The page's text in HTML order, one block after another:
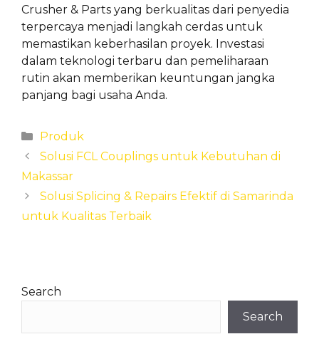
Crusher & Parts yang berkualitas dari penyedia
terpercaya menjadi langkah cerdas untuk
memastikan keberhasilan proyek. Investasi
dalam teknologi terbaru dan pemeliharaan
rutin akan memberikan keuntungan jangka
panjang bagi usaha Anda.
Categories
Produk
Solusi FCL Couplings untuk Kebutuhan di
Makassar
Solusi Splicing & Repairs Efektif di Samarinda
untuk Kualitas Terbaik
Search
Search